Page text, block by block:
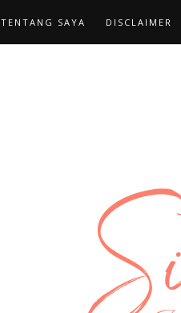
TENTANG SAYA DISCLAIMER